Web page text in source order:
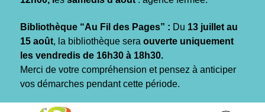
Bibliothèque “Au Fil des Pages” : Du 13 juillet au
15 août, la bibliothèque sera ouverte uniquement
les vendredis de 16h30 à 18h30.
Merci de votre compréhension et pensez à anticiper
vos démarches pendant cette période.